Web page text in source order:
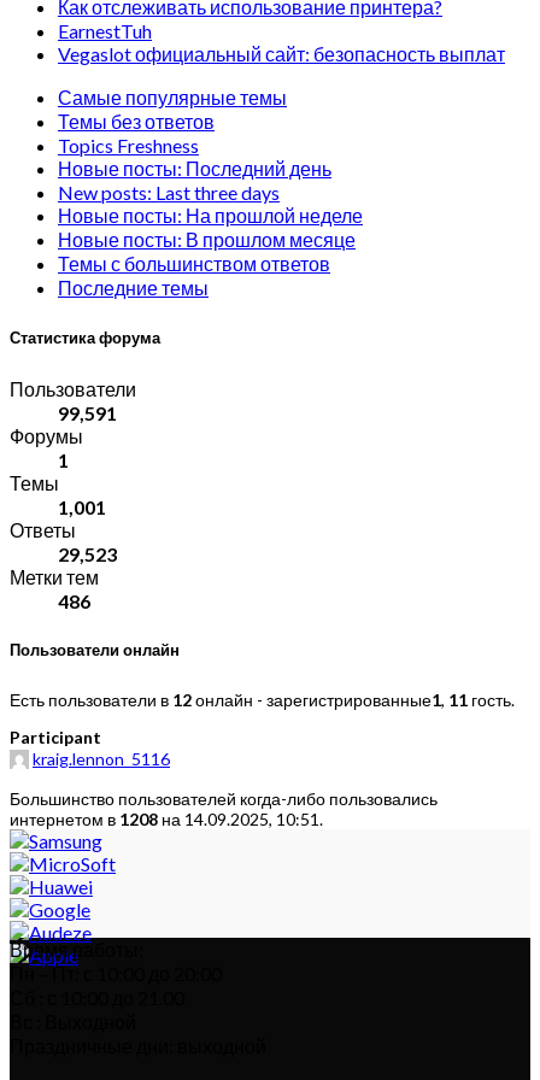
Как отслеживать использование принтера?
EarnestTuh
Vegaslot официальный сайт: безопасность выплат
Самые популярные темы
Темы без ответов
Topics Freshness
Новые посты: Последний день
New posts: Last three days
Новые посты: На прошлой неделе
Новые посты: В прошлом месяце
Темы с большинством ответов
Последние темы
Статистика форума
Пользователи
99,591
Форумы
1
Темы
1,001
Ответы
29,523
Метки тем
486
Пользователи онлайн
Есть пользователи в 12онлайн - зарегистрированные1, 11 гость.
Participant
kraig.lennon_5116
Большинство пользователей когда-либо пользовались
интернетом в 1208 на 14.09.2025, 10:51.
Время работы:
Пн – Пт: с 10:00 до 20:00